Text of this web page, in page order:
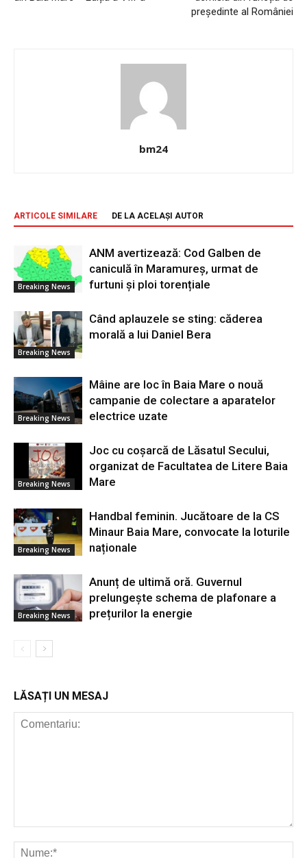
președinte al României
bm24
ARTICOLE SIMILARE DE LA ACELAȘI AUTOR
Breaking News
ANM avertizează: Cod Galben de
caniculă în Maramureș, urmat de
furtuni și ploi torențiale
Breaking News
Când aplauzele se sting: căderea
morală a lui Daniel Bera
Breaking News
Mâine are loc în Baia Mare o nouă
campanie de colectare a aparatelor
electrice uzate
Breaking News
Joc cu coșarcă de Lăsatul Secului,
organizat de Facultatea de Litere Baia
Mare
Breaking News
Handbal feminin. Jucătoare de la CS
Minaur Baia Mare, convocate la loturile
naționale
Breaking News
Anunț de ultimă oră. Guvernul
prelungește schema de plafonare a
prețurilor la energie
LĂSAȚI UN MESAJ